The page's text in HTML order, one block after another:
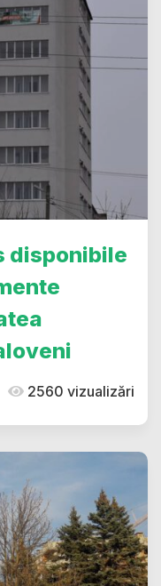
disponibile
2560 vizualizări